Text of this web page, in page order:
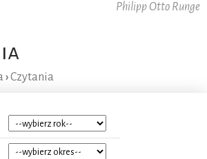
Philipp Otto Runge
›Czytania